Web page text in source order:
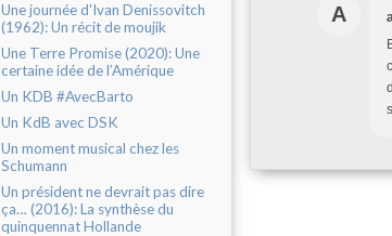
Une journée d'Ivan Denissovitch
(1962): Un récit de moujik
Une Terre Promise (2020): Une
certaine idée de l’Amérique
Un KDB #AvecBarto
Un KdB avec DSK
Un moment musical chez les
Schumann
Un président ne devrait pas dire
ça… (2016): La synthèse du
quinquennat Hollande
A